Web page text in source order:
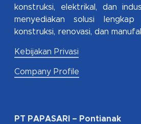
konstruksi, elektrikal, dan
menyediakan solusi
konstruksi, renovasi, dan
Kebijakan Privasi
Company Profile
PT PAPASARI – Pontianak